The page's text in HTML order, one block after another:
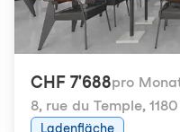
CHF 7'688pro
8, rue du Temple,
Ladenfläche